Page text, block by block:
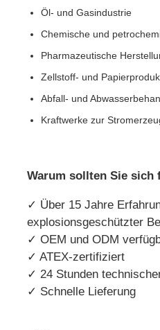
Öl- und Gasindustrie
Chemische und
Pharmazeutische
Zellstoff- und
Abfall- und
Kraftwerke zur
Warum sollten Sie sich
✓ Über 15 Jahre
explosionsgeschützter
✓ OEM und ODM
✓ ATEX-zertifiziert
✓ 24 Stunden
✓ Schnelle Lieferung